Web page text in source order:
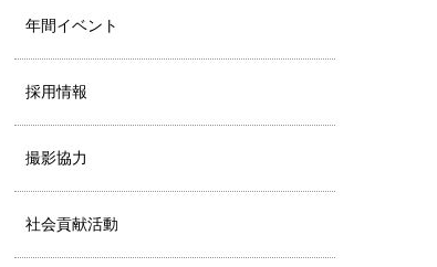
年間イベント
採用情報
撮影協力
社会貢献活動